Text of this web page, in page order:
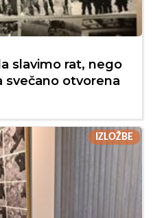
slavimo rat, nego
svečano otvorena
IZLOŽBE